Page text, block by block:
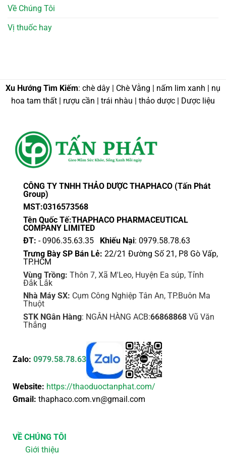
Về Chúng Tôi
Vị thuốc hay
Xu Hướng Tìm Kiếm: chè dây | Chè Vằng | nấm lim xanh | nụ
hoa tam thất | rượu cần | trái nhàu | thảo dược | Dược liệu
CÔNG TY TNHH THẢO DƯỢC THAPHACO (Tấn Phát
Group)
MST:0316573568
Tên Quốc Tế:THAPHACO PHARMACEUTICAL
COMPANY LIMITED
ĐT: - 0906.35.63.35 Khiếu Nại: 0979.58.78.63
Trưng Bày SP Bán Lẻ: 22/21 Đường Số 21, P8 Gò Vấp,
TP.HCM
Vùng Trồng: Thôn 7, Xã M'Leo, Huyện Ea súp, Tỉnh
Đắk Lắk
Nhà Máy SX: Cụm Công Nghiệp Tân An, TP.Buôn Ma
Thuột
STK NGân Hàng: NGÂN HÀNG ACB:66868868Vũ Văn
Thắng
Zalo: 0979.58.78.63
Website: https://thaoduoctanphat.com/
Gmail: thaphaco.com.vn@gmail.com
VỀ CHÚNG TÔI
Giới thiệu